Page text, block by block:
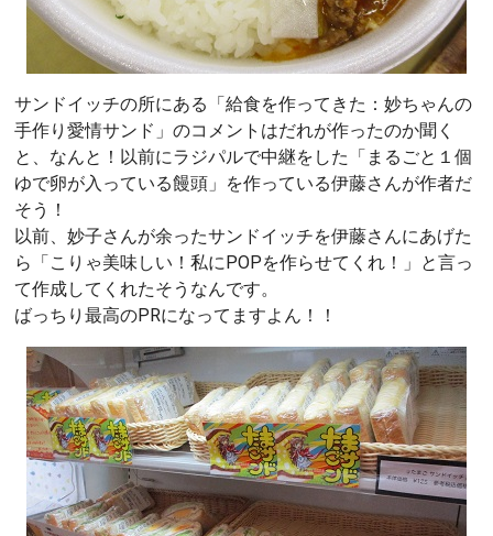
サンドイッチの所にある「給食を作ってきた：妙ちゃんの
手作り愛情サンド」のコメントはだれが作ったのか聞く
と、なんと！以前にラジパルで中継をした「まるごと１個
ゆで卵が入っている饅頭」を作っている伊藤さんが作者だ
そう！
以前、妙子さんが余ったサンドイッチを伊藤さんにあげた
ら「こりゃ美味しい！私にPOPを作らせてくれ！」と言っ
て作成してくれたそうなんです。
ばっちり最高のPRになってますよん！！